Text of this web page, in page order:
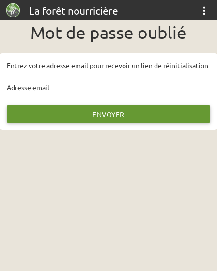
La forêt nourricière
Mot de passe oublié
Entrez votre adresse email pour recevoir un lien de réinitialisation
Adresse email
ENVOYER